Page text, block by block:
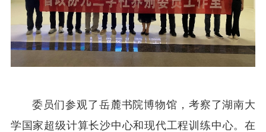
委员们参观了岳麓书院博物馆，考察了湖南大
学国家超级计算长沙中心和现代工程训练中心。在